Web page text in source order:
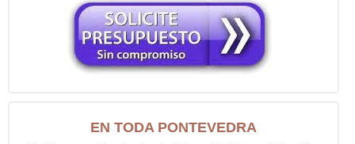
EN TODA PONTEVEDRA